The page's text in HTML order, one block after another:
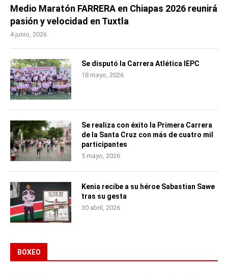
Medio Maratón FARRERA en Chiapas 2026 reunirá
pasión y velocidad en Tuxtla
4 junio, 2026
Se disputó la Carrera Atlética IEPC
18 mayo, 2026
Se realiza con éxito la Primera Carrera
de la Santa Cruz con más de cuatro mil
participantes
5 mayo, 2026
Kenia recibe a su héroe Sabastian Sawe
tras su gesta
30 abril, 2026
BOXEO